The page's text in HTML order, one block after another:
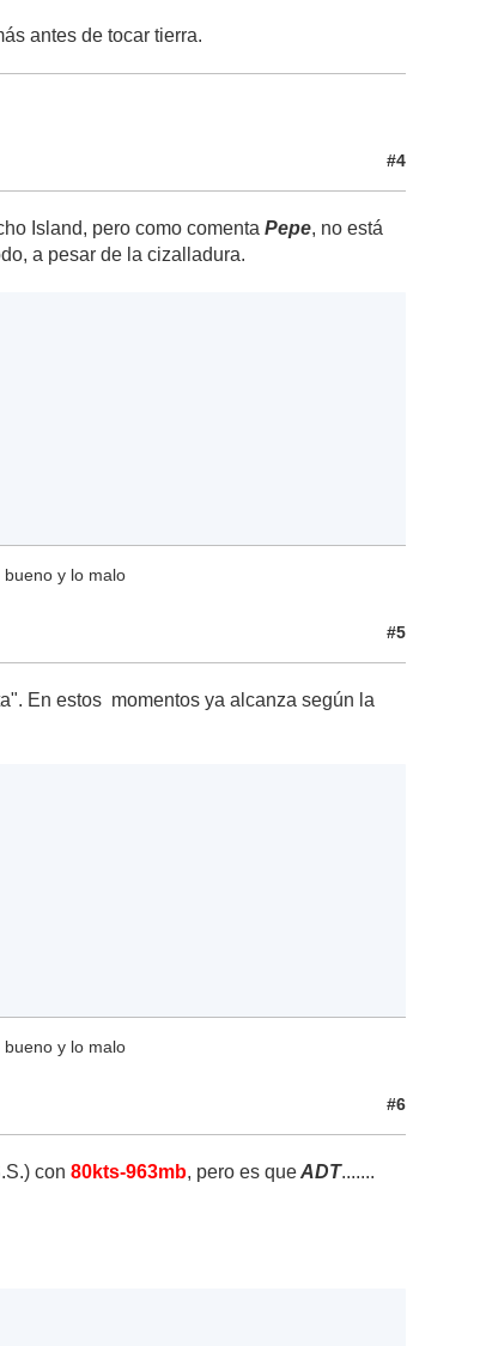
antes de tocar tierra.
#4
Island, pero como comentaPepe, no está
a pesar de la cizalladura.
y lo malo
#5
En estos momentos ya alcanza según la
y lo malo
#6
con80kts-963mb, pero es queADT.......